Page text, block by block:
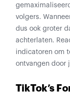
volgers.
dus ook groter
achterlaten.
indicatoren om
ontvangen door
TikTok’s